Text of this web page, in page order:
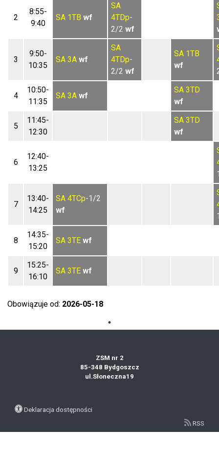
2
8:55-
9:40
SA 1TB wf
SA
4TDp-
2/2 wf
3
9:50-
10:35
SA 3A wf
SA
4TDp-
2/2 wf
SA 1TB
wf
4
10:50-
11:35
SA 3A wf
SA 3TD
wf
5
11:45-
12:30
SA 3TD
wf
6
12:40-
13:25
7
13:40-
14:25
SA 4TCp-1/2
wf
8
14:35-
15:20
SA 3TE wf
9
15:25-
16:10
SA 3TE wf
Obowiązuje od: 2026-05-18
ZSM nr 2
85-348 Bydgoszcz
ul.Słoneczna19
Deklaracja dostępności
RSS